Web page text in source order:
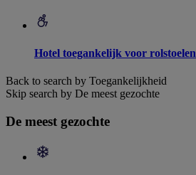
Hotel toegankelijk voor rolstoelen
Back to search by Toegankelijkheid
Skip search by De meest gezochte
De meest gezochte